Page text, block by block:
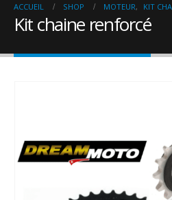
ACCUEIL SHOP MOTEUR, KIT
Kit chaine renforcé